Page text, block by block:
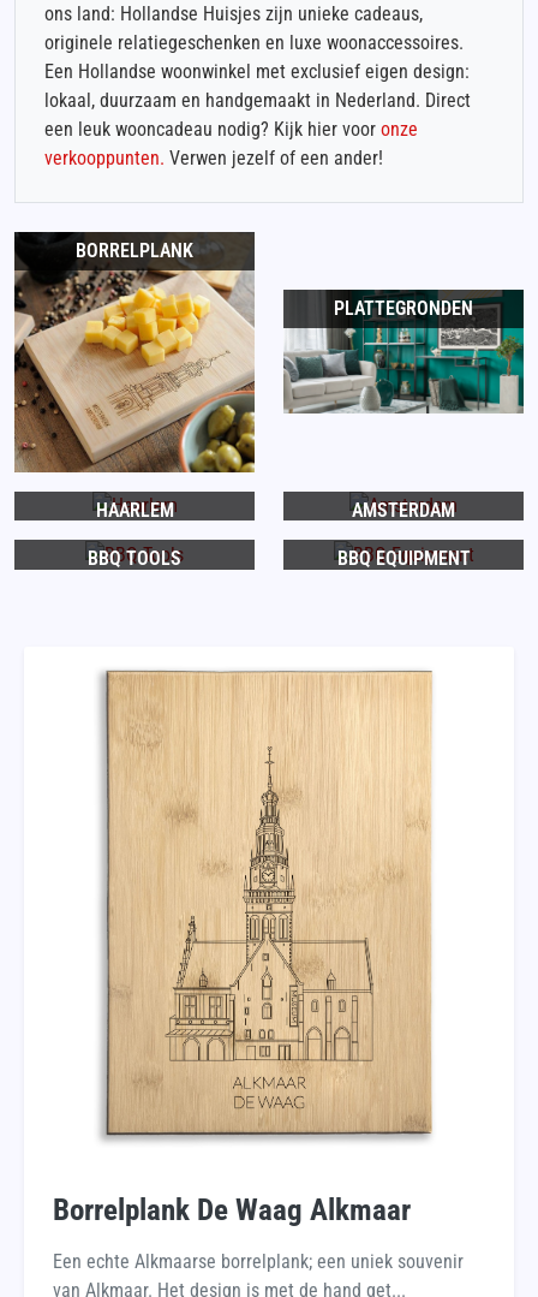
ons land: Hollandse Huisjes zijn unieke cadeaus,
originele relatiegeschenken en luxe woonaccessoires.
Een Hollandse woonwinkel met exclusief eigen design:
lokaal, duurzaam en handgemaakt in Nederland. Direct
een leuk wooncadeau nodig? Kijk hier voor onze
verkooppunten. Verwen jezelf of een ander!
BORRELPLANK
PLATTEGRONDEN
HAARLEM AMSTERDAM
BBQ TOOLS BBQ EQUIPMENT
Borrelplank De Waag Alkmaar
Een echte Alkmaarse borrelplank; een uniek souvenir
van Alkmaar. Het design is met de hand get...